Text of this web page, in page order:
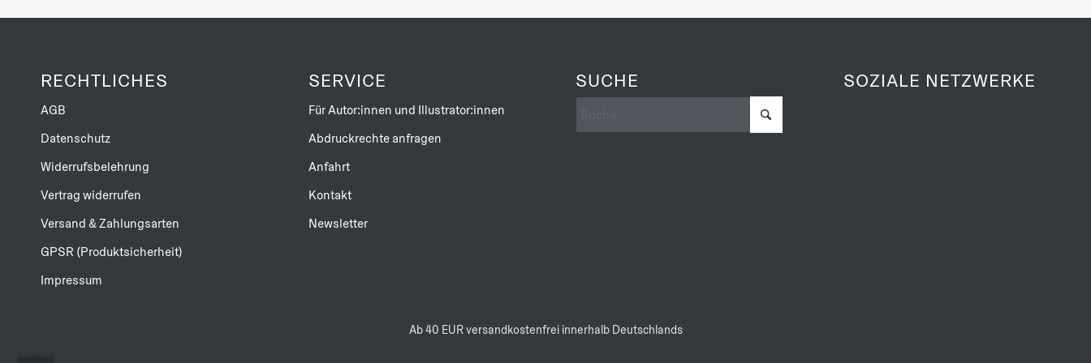
inspiriert und aktiviert Autorin Silke Vry auch die größten Lesemuffel, begleitet von einer witzigen
in die Zeit der Dinosaurier zurück und Band 3 entführt ins nordische Mittelalter zu denwilden Wikingern.
Komplexer historischer Stoff, doch kinderleicht und unterhaltsam erklärt!
RECHTLICHES
AGB
Datenschutz
Widerrufsbelehrung
Vertrag widerrufen
Versand & Zahlungsarten
GPSR (Produktsicherheit)
Impressum
SERVICE
Für Autor:innen und Illustrator:innen
Abdruckrechte anfragen
Anfahrt
Kontakt
Newsletter
SUCHE SOZIALE NETZWERKE
Ab 40 EUR versandkostenfrei innerhalb Deutschlands